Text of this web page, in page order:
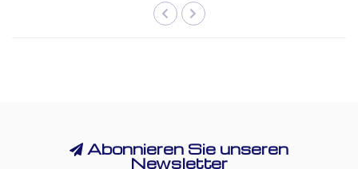
Abonnieren Sie unseren
Newsletter